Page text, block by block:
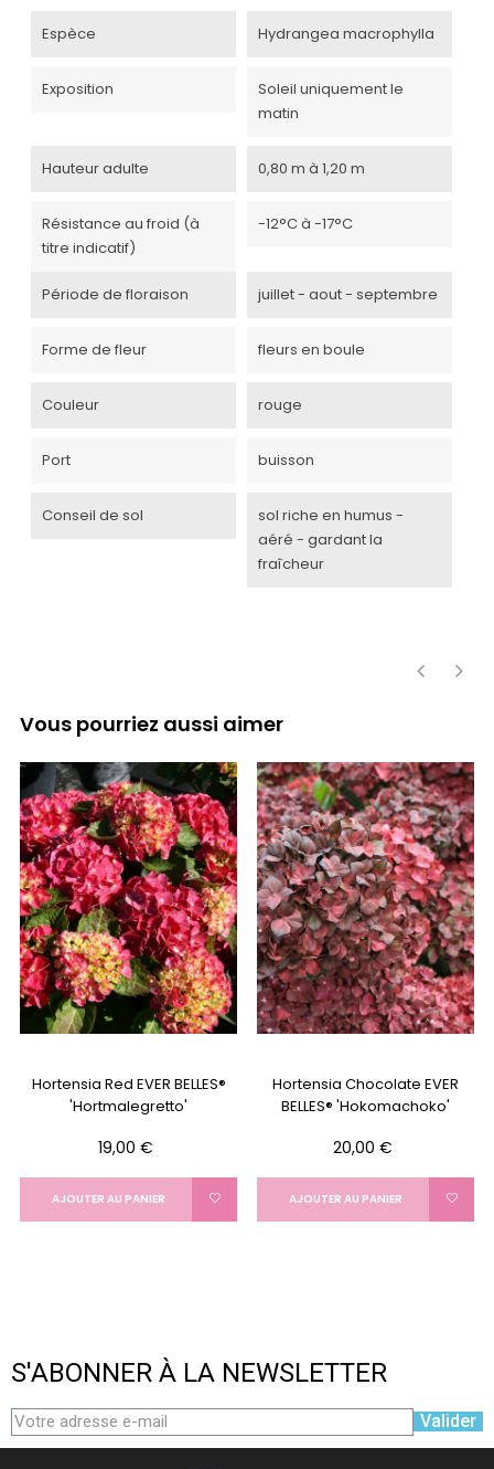
Espèce Hydrangea macrophylla
Exposition
Soleil uniquement le
matin
Hauteur adulte 0,80 m à 1,20 m
Résistance au froid (à
titre indicatif)
-12°C à -17°C
Période de floraison juillet - aout - septembre
Forme de fleur fleurs en boule
Couleur rouge
Port buisson
Conseil de sol
sol riche en humus -
aéré - gardant la
fraîcheur
Vous pourriez aussi aimer
Hortensia Red EVER BELLES®
'Hortmalegretto'
Prix
19,00 €
AJOUTER AU PANIER
Hortensia Chocolate EVER
BELLES® 'Hokomachoko'
Prix
20,00 €
AJOUTER AU PANIER
S'ABONNER À LA NEWSLETTER
Valider